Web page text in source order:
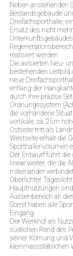
Neben anstehenden
Bestandsgebäude
Dreifachsporthalle,
Ersatz des nicht
realisiert werden.
Die avisierten Neu-
bestehenden Leitbild
neue
entlang der
durch ihre präzise
Ordnungssystem
die vorhandene
vertikale, ca. 25m
Ostseite tritt als
Westseite erhält die
Sporthallenvolumen
Der Entwurf führt
linear weiter, die die
miteinander
Oberlichter
Hauptnutzungen
Aussenbereich an
Somit haben alle
Eingang.
Der Werkhof als
südlichen Rand des
seiner Körnung und
kleinmassstäblichen